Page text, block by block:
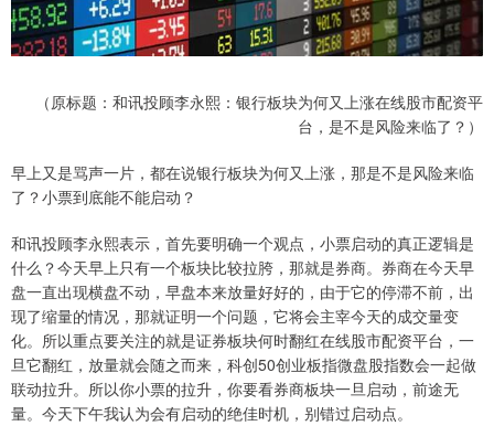
（原标题：和讯投顾李永熙：银行板块为何又上涨在线股市配资平
台，是不是风险来临了？）
早上又是骂声一片，都在说银行板块为何又上涨，那是不是风险来临
了？小票到底能不能启动？
和讯投顾李永熙表示，首先要明确一个观点，小票启动的真正逻辑是
什么？今天早上只有一个板块比较拉胯，那就是券商。券商在今天早
盘一直出现横盘不动，早盘本来放量好好的，由于它的停滞不前，出
现了缩量的情况，那就证明一个问题，它将会主宰今天的成交量变
化。所以重点要关注的就是证券板块何时翻红在线股市配资平台，一
旦它翻红，放量就会随之而来，科创50创业板指微盘股指数会一起做
联动拉升。所以你小票的拉升，你要看券商板块一旦启动，前途无
量。今天下午我认为会有启动的绝佳时机，别错过启动点。